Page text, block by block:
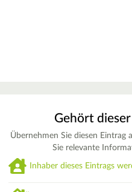
Gehört
Übernehmen Sie diesen Eintrag
Sie relevante
Inhaber dieses Eintrags